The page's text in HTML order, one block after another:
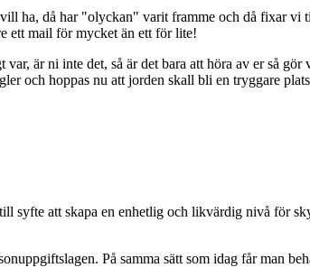
ha, då har "olyckan" varit framme och då fixar vi
ett mail för mycket än ett för lite!
var, är ni inte det, så är det bara att höra av er så
och hoppas nu att jorden skall bli en tryggare
syfte att skapa en enhetlig och likvärdig nivå för
På samma sätt som idag får man